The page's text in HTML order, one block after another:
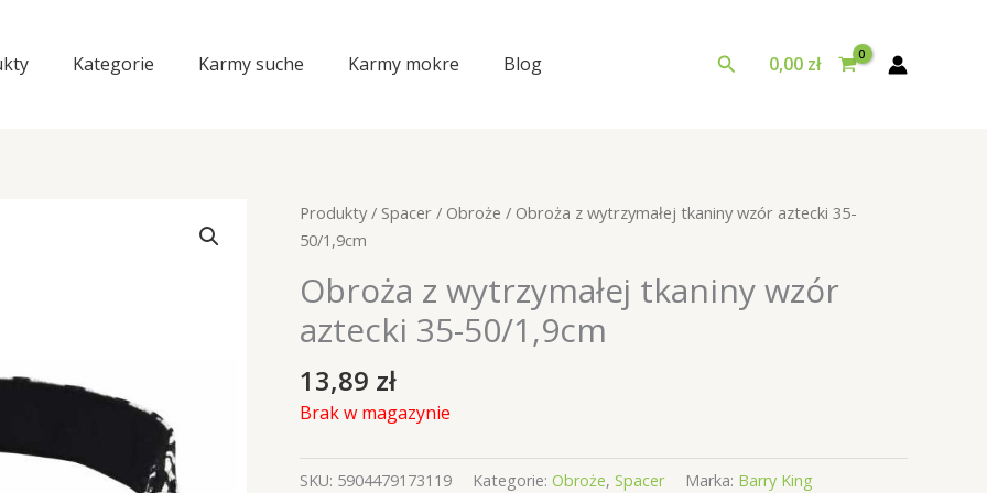
Kategorie Karmy suche Karmy mokre Blog Szukaj0,00 zł
Produkty/ Spacer / Obroże / Obroża z wytrzymałej tkaniny wzór aztecki 35-
50/1,9cm
Obroża z wytrzymałej tkaniny wzór
aztecki 35-50/1,9cm
13,89 zł
Brak w magazynie
SKU: 5904479173119 Kategorie: Obroże, Spacer Marka: Barry King